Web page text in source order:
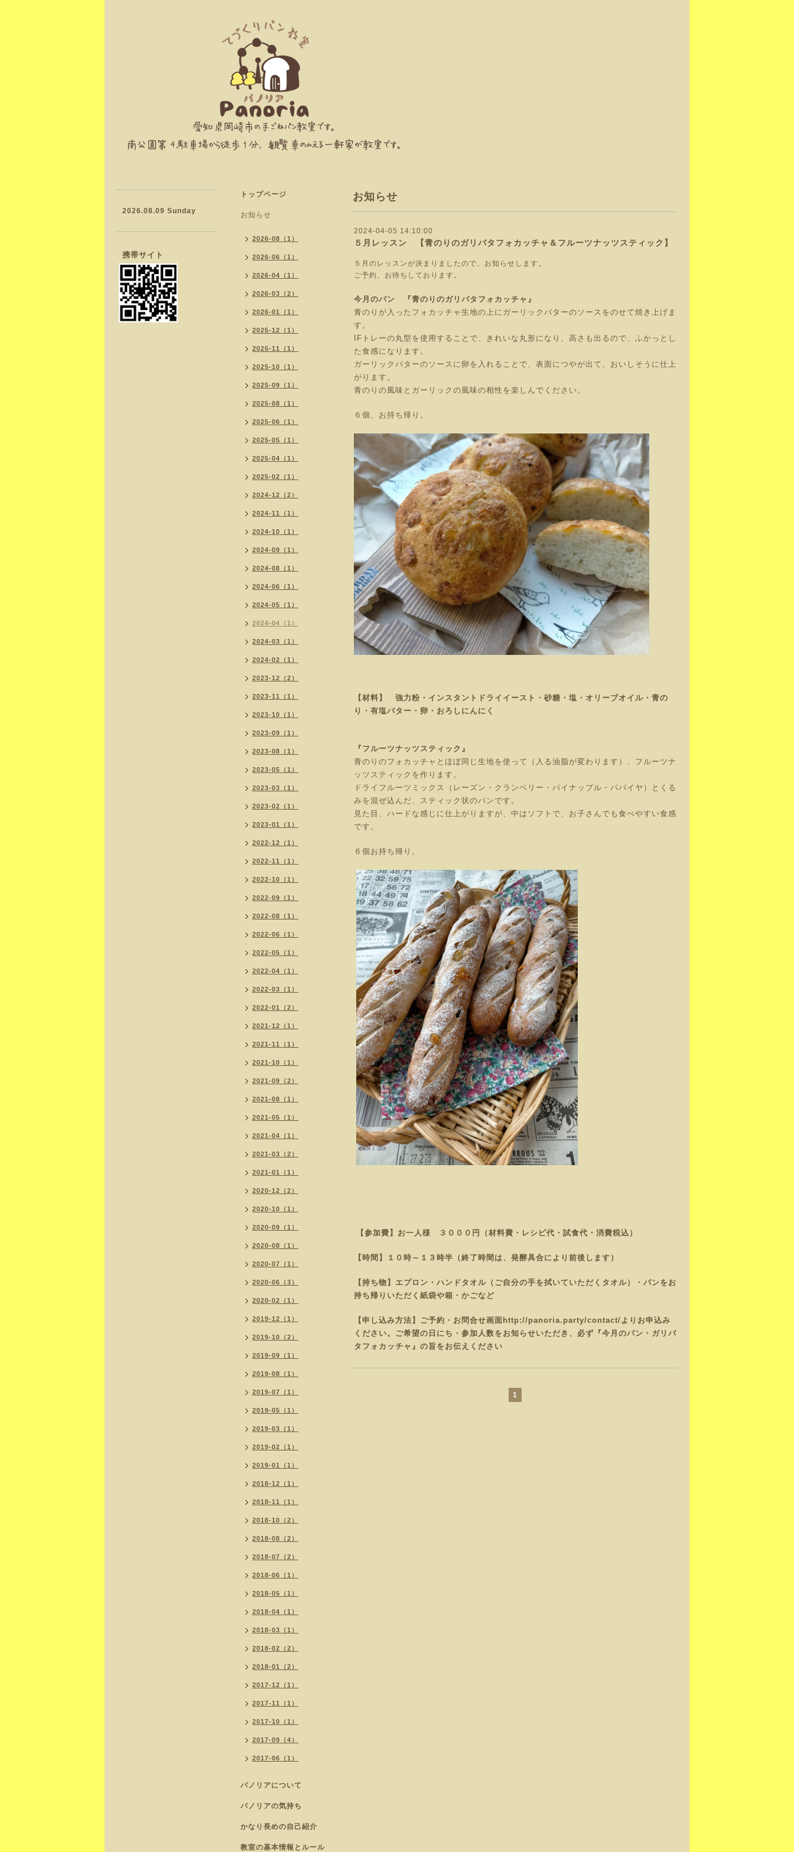
お知らせ
2024-04-05 14:10:00
５月レッスン 【青のりのガリバタフォカッチャ＆フルーツナッツスティック】
５月のレッスンが決まりましたので、お知らせします。
ご予約、お待ちしております。
今月のパン 『青のりのガリバタフォカッチャ 』
青のりが入ったフォカッチャ生地の上にガーリックバターのソースをのせて焼き上げま
す。
IFトレーの丸型を使用することで、きれいな丸形になり、高さも出るので、ふかっとし
た食感になります。
ガーリックバターのソースに卵を入れることで、表面につやが出て、おいしそうに仕上
がります。
青のりの風味とガーリックの風味の相性を楽しんでください。
６個、お持ち帰り。
【材料】 強力粉・インスタントドライイースト・砂糖 ・塩・オリーブオイル・青の
り・有塩バター・卵・おろしにんにく
『フルーツナッツスティック』
青のりのフォカッチャとほぼ同じ生地を使って（入る油脂が変わります）、フルーツナ
ッツスティックを作ります。
ドライフルーツミックス（レーズン・クランベリー・パイナップル・パパイヤ）とくる
みを混ぜ込んだ、スティック状のパンです。
見た目、ハードな感じに仕上がりますが、中はソフトで、お子さんでも食べやすい食感
です。
６個お持ち帰り。
【参加費】お一人様 ３０００円（材料費・レシピ代・試食代・消費税込）
【時間】１０時～１３時半（終了時間は、発酵具合により前後します）
【持ち物】エプロン・ハンドタオル（ご自分の手を拭いていただくタオル）・パンをお
持ち帰りいただく紙袋や箱・かごなど
【申し込み方法】ご予約・お問合せ画面 http://panoria.party/contact/よりお申込み
ください。 ご希望の日にち・参加人数をお知らせいただき、必ず『今月のパン・ガリバ
タフォカッチャ 』の旨をお伝えください
1
トップページ
お知らせ
2026-08（1）
2026-06（1）
2026-04（1）
2026-03（2）
2026-01（1）
2025-12（1）
2025-11（1）
2025-10（1）
2025-09（1）
2025-08（1）
2025-06（1）
2025-05（1）
2025-04（1）
2025-02（1）
2024-12（2）
2024-11（1）
2024-10（1）
2024-09（1）
2024-08（1）
2024-06（1）
2024-05（1）
2024-04（1）
2024-03（1）
2024-02（1）
2023-12（2）
2023-11（1）
2023-10（1）
2023-09（1）
2023-08（1）
2023-05（1）
2023-03（1）
2023-02（1）
2023-01（1）
2022-12（1）
2022-11（1）
2022-10（1）
2022-09（1）
2022-08（1）
2022-06（1）
2022-05（1）
2022-04（1）
2022-03（1）
2022-01（2）
2021-12（1）
2021-11（1）
2021-10（1）
2021-09（2）
2021-08（1）
2021-05（1）
2021-04（1）
2021-03（2）
2021-01（1）
2020-12（2）
2020-10（1）
2020-09（1）
2020-08（1）
2020-07（1）
2020-06（3）
2020-02（1）
2019-12（1）
2019-10（2）
2019-09（1）
2019-08（1）
2019-07（1）
2019-05（1）
2019-03（1）
2019-02（1）
2019-01（1）
2018-12（1）
2018-11（1）
2018-10（2）
2018-08（2）
2018-07（2）
2018-06（1）
2018-05（1）
2018-04（1）
2018-03（1）
2018-02（2）
2018-01（2）
2017-12（1）
2017-11（1）
2017-10（1）
2017-09（4）
2017-06（1）
パノリアについて
パノリアの気持ち
かなり長めの自己紹介
教室の基本情報とルール
2026.08.09 Sunday
携帯サイト